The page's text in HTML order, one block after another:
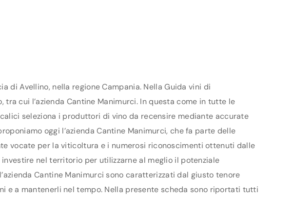
di Avellino, nella regione Campania. Nella Guida vini di
cui l’azienda Cantine Manimurci. In questa come in tutte le
seleziona i produttori di vino da recensire mediante accurate
oggi l’azienda Cantine Manimurci, che fa parte delle
vocate per la viticoltura e i numerosi riconoscimenti ottenuti dalle
nel territorio per utilizzarne al meglio il potenziale
Cantine Manimurci sono caratterizzati dal giusto tenore
e a mantenerli nel tempo. Nella presente scheda sono riportati tutti